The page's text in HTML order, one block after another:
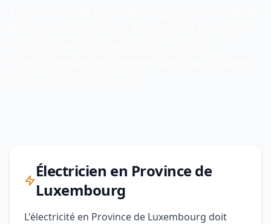
Électricien en Province de
Luxembourg
L'électricité en Province de Luxembourg doit